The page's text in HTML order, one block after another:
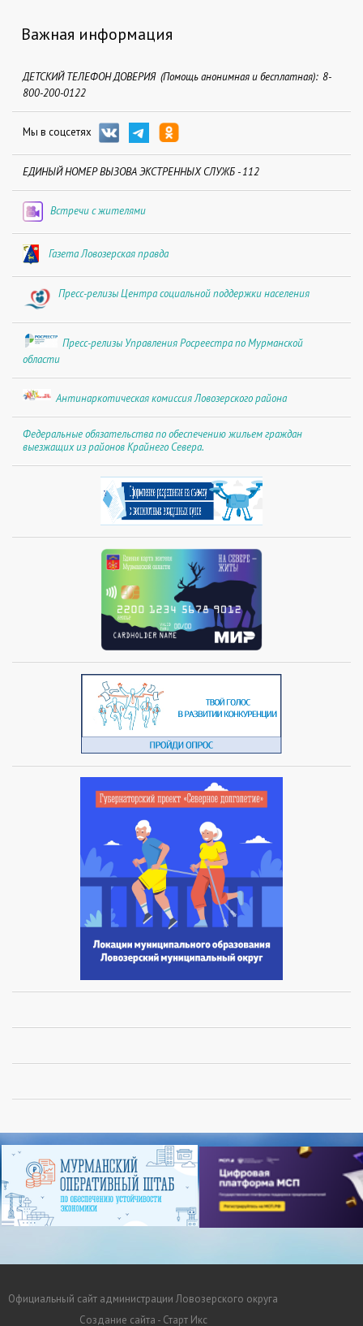
Важная информация
ДЕТСКИЙ ТЕЛЕФОН ДОВЕРИЯ (Помощь анонимная и бесплатная): 8-
800-200-0122
Мы в соцсетях
ЕДИНЫЙ НОМЕР ВЫЗОВА ЭКСТРЕННЫХ СЛУЖБ - 112
Встречи с жителями
Газета Ловозерская правда
Пресс-релизы Центра социальной поддержки населения
Пресс-релизы Управления Росреестра по Мурманской
области
Антинаркотическая комиссия Ловозерского района
Федеральные обязательства по обеспечению жильем граждан
выезжащих из районов Крайнего Севера.
Официальный сайт администрации Ловозерского округа
Создание сайта - Старт Икс